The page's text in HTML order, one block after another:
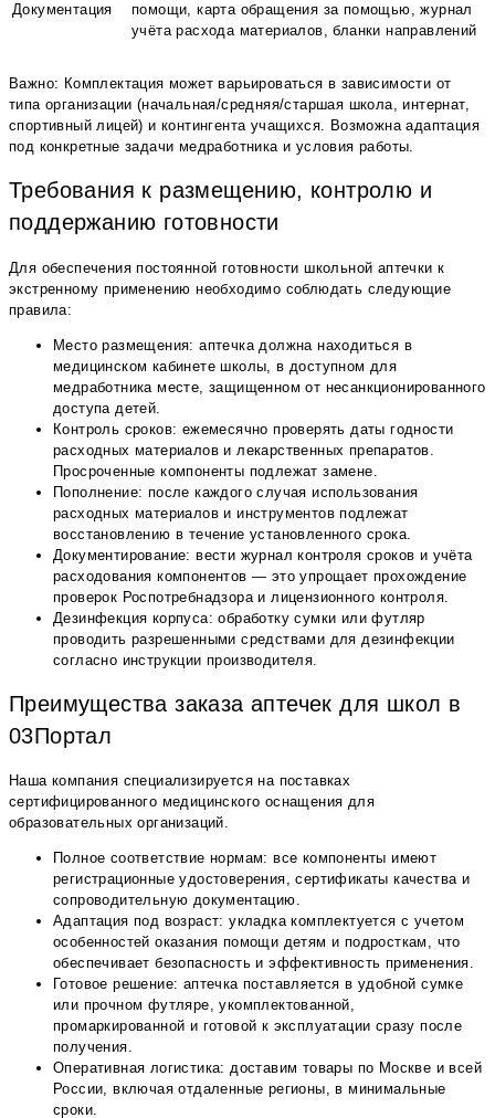
Документация
помощи, карта обращения за помощью, журнал
учёта расхода материалов, бланки направлений
Важно: Комплектация может варьироваться в зависимости от
типа организации (начальная/средняя/старшая школа, интернат,
спортивный лицей) и контингента учащихся. Возможна адаптация
под конкретные задачи медработника и условия работы.
Требования к размещению, контролю и
поддержанию готовности
Для обеспечения постоянной готовности школьной аптечки к
экстренному применению необходимо соблюдать следующие
правила:
Место размещения: аптечка должна находиться в
медицинском кабинете школы, в доступном для
медработника месте, защищенном от несанкционированного
доступа детей.
Контроль сроков: ежемесячно проверять даты годности
расходных материалов и лекарственных препаратов.
Просроченные компоненты подлежат замене.
Пополнение: после каждого случая использования
расходных материалов и инструментов подлежат
восстановлению в течение установленного срока.
Документирование: вести журнал контроля сроков и учёта
расходования компонентов — это упрощает прохождение
проверок Роспотребнадзора и лицензионного контроля.
Дезинфекция корпуса: обработку сумки или футляр
проводить разрешенными средствами для дезинфекции
согласно инструкции производителя.
Преимущества заказа аптечек для школ в
03Портал
Наша компания специализируется на поставках
сертифицированного медицинского оснащения для
образовательных организаций.
Полное соответствие нормам: все компоненты имеют
регистрационные удостоверения, сертификаты качества и
сопроводительную документацию.
Адаптация под возраст: укладка комплектуется с учетом
особенностей оказания помощи детям и подросткам, что
обеспечивает безопасность и эффективность применения.
Готовое решение: аптечка поставляется в удобной сумке
или прочном футляре, укомплектованной,
промаркированной и готовой к эксплуатации сразу после
получения.
Оперативная логистика: доставим товары по Москве и всей
России, включая отдаленные регионы, в минимальные
сроки.